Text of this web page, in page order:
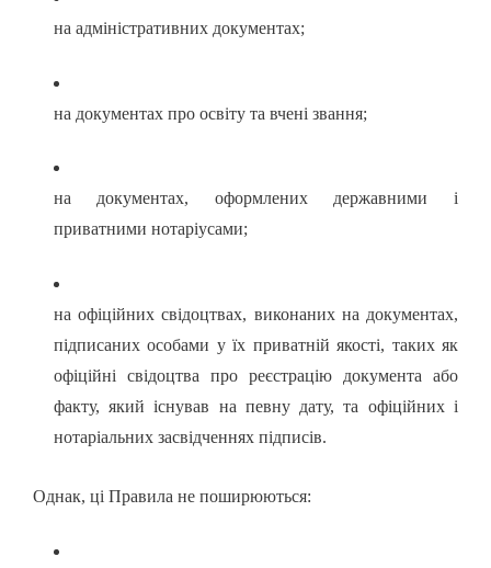
на адміністративних документах;
на документах про освіту та вчені звання;
на документах, оформлених державними і
приватними нотаріусами;
на офіційних свідоцтвах, виконаних на документах,
підписаних особами у їх приватній якості, таких як
офіційні свідоцтва про реєстрацію документа або
факту, який існував на певну дату, та офіційних і
нотаріальних засвідченнях підписів.
Однак, ці Правила не поширюються: